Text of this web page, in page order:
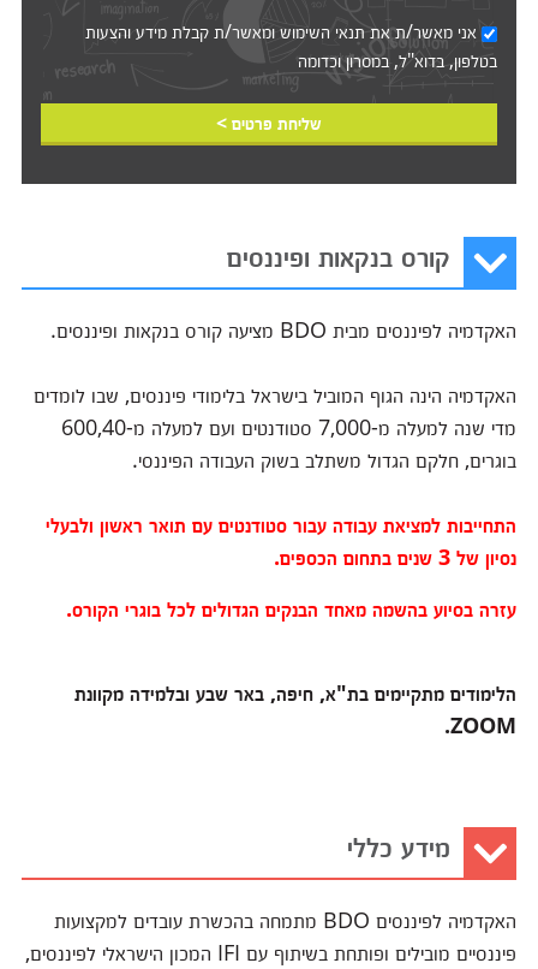
אני מאשר/ת אתתנאי השימושומאשר/ת קבלת מידע והצעות
בטלפון, בדוא"ל, במסרון וכדומה‎‎
שליחת פרטים >
קורס בנקאות ופיננסים
האקדמיה לפיננסים מבית BDO מציעה קורס בנקאות ופיננסים.
האקדמיה הינה הגוף המוביל בישראל בלימודי פיננסים, שבו לומדים
מדי שנה למעלה מ-7,000 סטודנטים ועם למעלה מ-600,40
בוגרים, חלקם הגדול משתלב בשוק העבודה הפיננסי.
התחייבות למציאת עבודה עבור סטודנטים עם תואר ראשון ולבעלי
נסיון של 3 שנים בתחום הכספים.
עזרה בסיוע בהשמה מאחד הבנקים הגדולים לכל בוגרי הקורס.
הלימודים מתקיימים בת"א, חיפה, באר שבע ובלמידה מקוונת
ZOOM.
מידע כללי
האקדמיה לפיננסים BDO מתמחה בהכשרת עובדים למקצועות
פיננסיים מובילים ופותחת בשיתוף עם IFI המכון הישראלי לפיננסים,